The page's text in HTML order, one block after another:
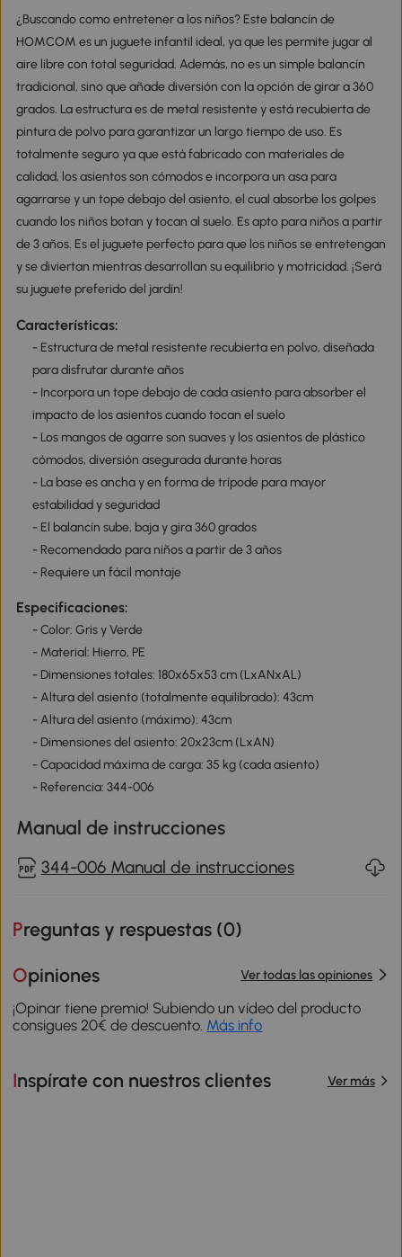
¿Buscando como entretener a los niños? Este balancín de
HOMCOM es un juguete infantil ideal, ya que les permite jugar al
aire libre con total seguridad. Además, no es un simple balancín
tradicional, sino que añade diversión con la opción de girar a 360
grados. La estructura es de metal resistente y está recubierta de
pintura de polvo para garantizar un largo tiempo de uso. Es
totalmente seguro ya que está fabricado con materiales de
calidad, los asientos son cómodos e incorpora un asa para
agarrarse y un tope debajo del asiento, el cual absorbe los golpes
cuando los niños botan y tocan al suelo. Es apto para niños a partir
de 3 años. Es el juguete perfecto para que los niños se entretengan
y se diviertan mientras desarrollan su equilibrio y motricidad. ¡Será
su juguete preferido del jardín!
Características:
- Estructura de metal resistente recubierta en polvo, diseñada
para disfrutar durante años
- Incorpora un tope debajo de cada asiento para absorber el
impacto de los asientos cuando tocan el suelo
- Los mangos de agarre son suaves y los asientos de plástico
cómodos, diversión asegurada durante horas
- La base es ancha y en forma de trípode para mayor
estabilidad y seguridad
- El balancín sube, baja y gira 360 grados
- Recomendado para niños a partir de 3 años
- Requiere un fácil montaje
Especificaciones:
- Color: Gris y Verde
- Material: Hierro, PE
- Dimensiones totales: 180x65x53 cm (LxANxAL)
- Altura del asiento (totalmente equilibrado): 43cm
- Altura del asiento (máximo): 43cm
- Dimensiones del asiento: 20x23cm (LxAN)
- Capacidad máxima de carga: 35 kg (cada asiento)
- Referencia: 344-006
Manual de instrucciones
344-006 Manual de instrucciones
Preguntas y respuestas (0)
Opiniones Ver todas las opiniones
¡Opinar tiene premio! Subiendo un vídeo del producto
consigues 20€ de descuento. Más info
Inspírate con nuestros clientes Ver más